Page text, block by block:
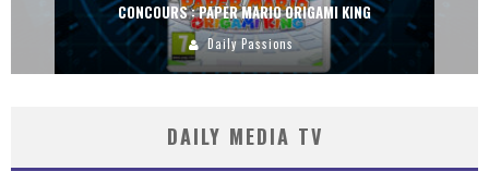
CONCOURS : PAPER MARIO ORIGAMI KING
Daily Passions
DAILY MEDIA TV